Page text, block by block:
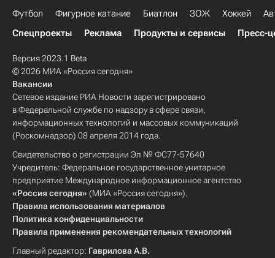
Футбол Фигурное катание Биатлон ЗОЖ Хоккей
Спецпроекты
Реклама Продукты и сервисы Пресс-
Версия 2023.1 Beta
© 2026 МИА «Россия сегодня»
Вакансии
Сетевое издание РИА Новости зарегистрировано
в Федеральной службе по надзору в сфере связи,
информационных технологий и массовых коммуникаций
(Роскомнадзор) 08 апреля 2014 года.
Свидетельство о регистрации Эл № ФС77-57640
Учредитель: Федеральное государственное унитарное
предприятие Международное информационное агентство
«Россия сегодня» (МИА «Россия сегодня»).
Правила использования материалов
Политика конфиденциальности
Правила применения рекомендательных технологий
Главный редактор: Гаврилова А.В.